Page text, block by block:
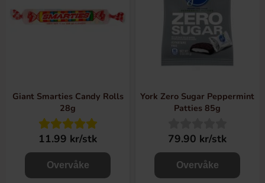
Giant Smarties Candy Rolls
28g
11.99 kr/stk
Overvåke
York Zero Sugar Peppermint
Patties 85g
79.90 kr/stk
Overvåke